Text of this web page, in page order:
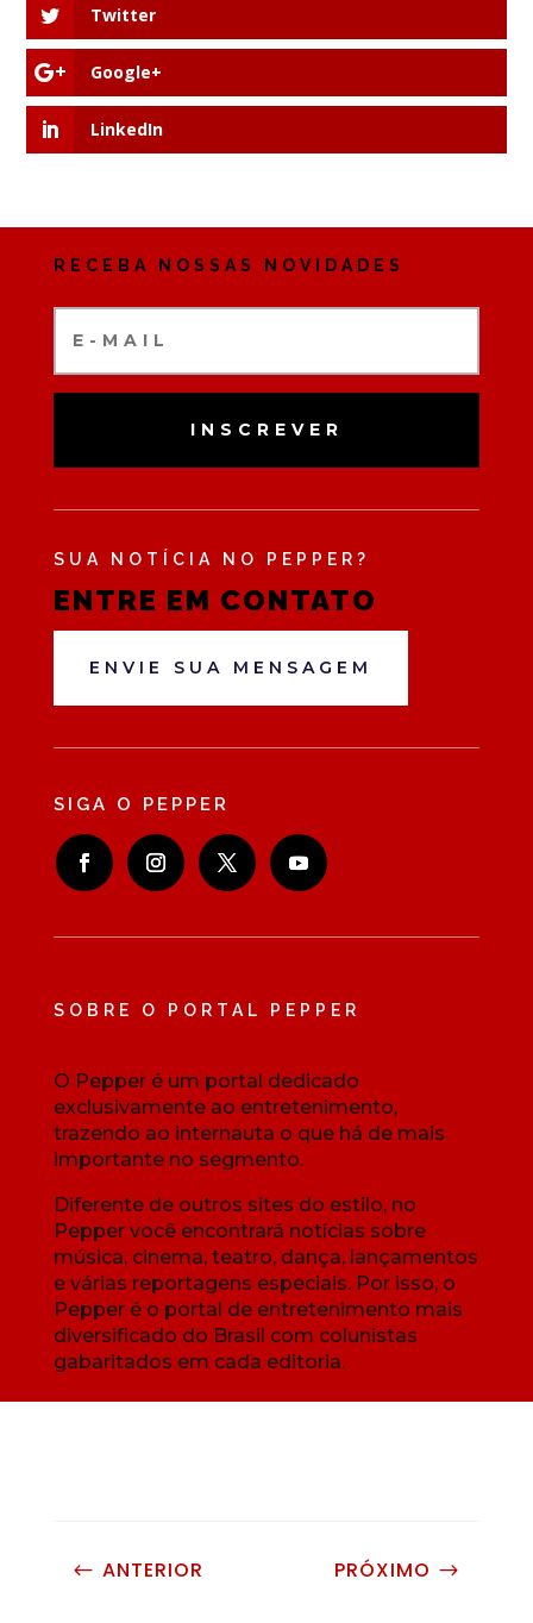
Twitter
Google+
LinkedIn
RECEBA NOSSAS NOVIDADES
INSCREVER
SUA NOTÍCIA NO PEPPER?
ENTRE EM CONTATO
ENVIE SUA MENSAGEM
SIGA O PEPPER
SOBRE O PORTAL PEPPER
O Pepper é um portal dedicado
exclusivamente ao entretenimento,
trazendo ao internauta o que há de mais
importante no segmento.
Diferente de outros sites do estilo, no
Pepper você encontrará notícias sobre
música, cinema, teatro, dança, lançamentos
e várias reportagens especiais. Por isso, o
Pepper é o portal de entretenimento mais
diversificado do Brasil com colunistas
gabaritados em cada editoria.
# ANTERIOR PRÓXIMO $